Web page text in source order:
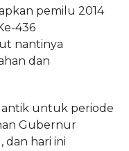
pemilu 2014
436
nantinya
dan
untuk periode
Gubernur
dan hari ini